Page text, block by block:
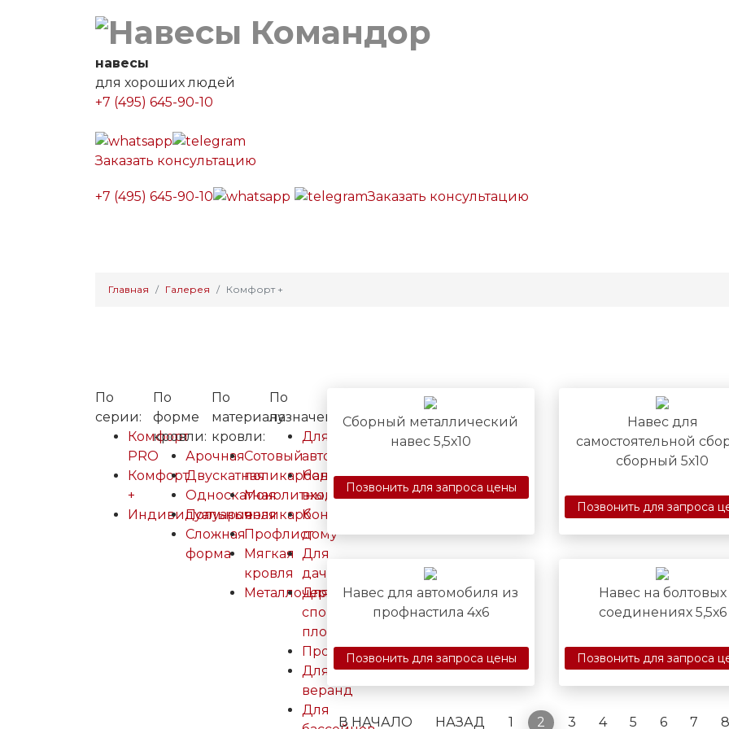
навесы
для хороших людей
+7 (495) 645-90-10
Заказать консультацию
+7 (495) 645-90-10 Заказать консультацию
Главная Галерея Комфорт +
По
серии:
Комфорт
PRO
Комфорт
+
Индивидуальные
По
форме
кровли:
Арочная
Двускатная
Односкатная
Полуарочная
Сложная
форма
По
материалу
кровли:
Сотовый
поликарбонат
Монолитный
поликарбонат
Профлист
Мягкая
кровля
Металлочерепица
По
назначению:
Для
авто
Над
входом
К
дому
Для
дачи
Для
спорт.
площадок
Промышленные
Для
веранд
Для
Cборный металлический
навес 5,5х10
Позвонить для запроса цены
Навес для
самостоятельной
сборный 5х10
Позвонить для запроса
Навес для автомобиля из
профнастила 4х6
Позвонить для запроса цены
Навес на болтовых
соединениях 5,5х6
Позвонить для запроса
В НАЧАЛО НАЗАД 1 2 3 4 5 6 7 8